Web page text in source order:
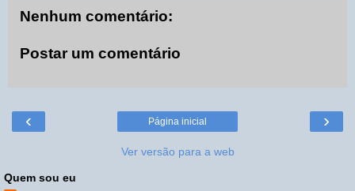
Nenhum comentário:
Postar um comentário
‹ ›
Página inicial
Ver versão para a web
Quem sou eu